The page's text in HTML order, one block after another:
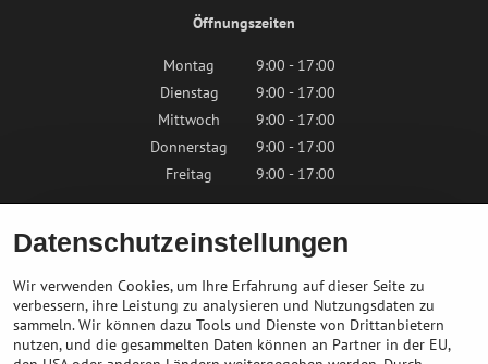
Öffnungszeiten
Montag
9:00 - 17:00
Dienstag
9:00 - 17:00
Mittwoch
9:00 - 17:00
Donnerstag
9:00 - 17:00
Freitag
9:00 - 17:00
Samstag
9:00 - 12:00
Sonntag
Geschlossen
Kontaktieren Sie uns
Datenschutzeinstellungen
Wir verwenden Cookies, um Ihre Erfahrung auf dieser Seite zu
verbessern, ihre Leistung zu analysieren und Nutzungsdaten zu
sammeln. Wir können dazu Tools und Dienste von Drittanbietern
nutzen, und die gesammelten Daten können an Partner in der EU,